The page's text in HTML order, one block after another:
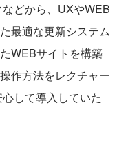
どから、UXやWEB
最適な更新システム
WEBサイトを構築
作方法をレクチャー
して導入していた